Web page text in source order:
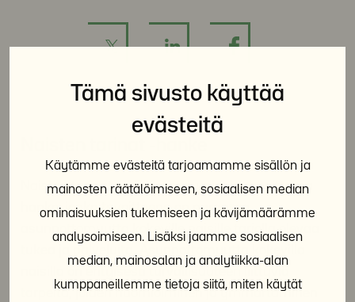
Tämä sivusto käyttää
evästeitä
Käytämme evästeitä tarjoamamme sisällön ja
mainosten räätälöimiseen, sosiaalisen median
ominaisuuksien tukemiseen ja kävijämäärämme
analysoimiseen. Lisäksi jaamme sosiaalisen
median, mainosalan ja analytiikka-alan
kumppaneillemme tietoja siitä, miten käytät
Naisten tarinat on Euroopan unionin rahoittama
hanke, jonka tavoitteena on parantaa
asunnottomuutta kokeville naisille tarjolla olevaa
tarpeita, joiden huomioiminen ja ymmärtäminen